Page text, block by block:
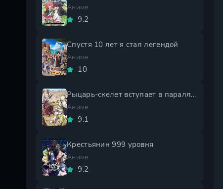
Аниме
9.2
Спустя 10 лет я стал легендой
Аниме
10
Рыцарь-скелет вступает в параллельный мир 2 сезон
Аниме
9.1
Крестьянин 999 уровня
Аниме
9.2